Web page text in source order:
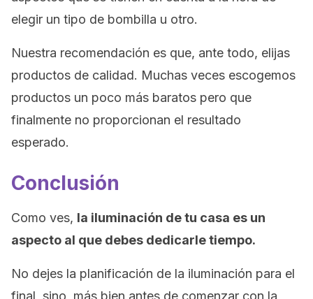
elegir un tipo de bombilla u otro.
Nuestra recomendación es que, ante todo, elijas
productos de calidad. Muchas veces escogemos
productos un poco más baratos pero que
finalmente no proporcionan el resultado
esperado.
Conclusión
Como ves, la iluminación de tu casa es un
aspecto al que debes dedicarle tiempo.
No dejes la planificación de la iluminación para el
final, sino, más bien antes de comenzar con la